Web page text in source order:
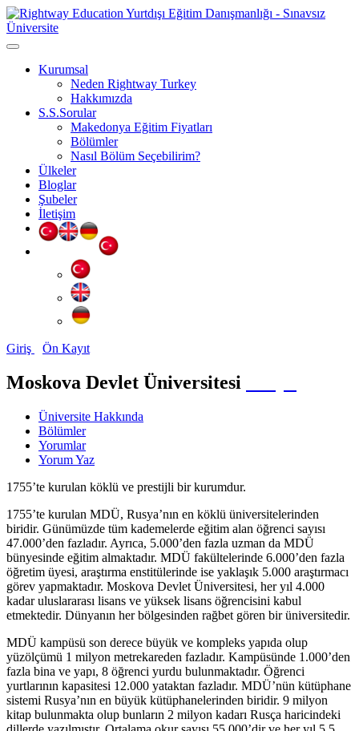
Kurumsal
Neden Rightway Turkey
Hakkımızda
S.S.Sorular
Makedonya Eğitim Fiyatları
Bölümler
Nasıl Bölüm Seçebilirim?
Ülkeler
Bloglar
Şubeler
İletişim
Giriş Ön Kayıt
Moskova Devlet Üniversitesi
Üniversite Hakkında
Bölümler
Yorumlar
Yorum Yaz
1755’te kurulan köklü ve prestijli bir kurumdur.
1755’te kurulan MDÜ, Rusya’nın en köklü üniversitelerinden
biridir. Günümüzde tüm kademelerde eğitim alan öğrenci sayısı
47.000’den fazladır. Ayrıca, 5.000’den fazla uzman da MDÜ
bünyesinde eğitim almaktadır. MDÜ fakültelerinde 6.000’den fazla
öğretim üyesi, araştırma enstitülerinde ise yaklaşık 5.000 araştırmacı
görev yapmaktadır. Moskova Devlet Üniversitesi, her yıl 4.000
kadar uluslararası lisans ve yüksek lisans öğrencisini kabul
etmektedir. Dünyanın her bölgesinden rağbet gören bir üniversitedir.
MDÜ kampüsü son derece büyük ve kompleks yapıda olup
yüzölçümü 1 milyon metrekareden fazladır. Kampüsünde 1.000’den
fazla bina ve yapı, 8 öğrenci yurdu bulunmaktadır. Öğrenci
yurtlarının kapasitesi 12.000 yataktan fazladır. MDÜ’nün kütüphane
sistemi Rusya’nın en büyük kütüphanelerinden biridir. 9 milyon
kitap bulunmakta olup bunların 2 milyon kadarı Rusça haricindeki